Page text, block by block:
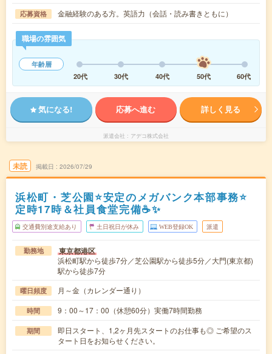
応募資格 金融経験のある方。英語力（会話・読み書きともに）
職場の雰囲気
年齢層
20代
30代 40代 50代 60代
気になる! 応募へ進む 詳しく見る
派遣会社 アデコ株式会社
未読 掲載日 2026/07/29
浜松町・芝公園⭐安定のメガバンク本部事務⭐
定時17時＆社員食堂完備☕✨
交通費別途支給あり 土日祝日が休み WEB登録OK 派遣
勤務地 東京都港区
浜松町駅から徒歩7分／芝公園駅から徒歩5分／大門(東京都)
駅から徒歩7分
曜日頻度 月～金（カレンダー通り）
時間 9：00～17：00（休憩60分）実働7時間勤務
期間
即日スタート、1,2ヶ月先スタートのお仕事も◎ ご希望のス
タート日をお知らせください。